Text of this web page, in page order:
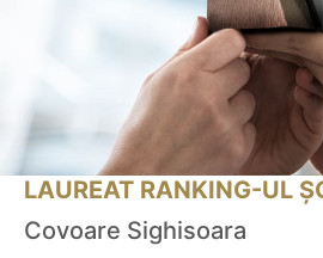
LAUREAT RANKING-UL
Covoare Sighisoara